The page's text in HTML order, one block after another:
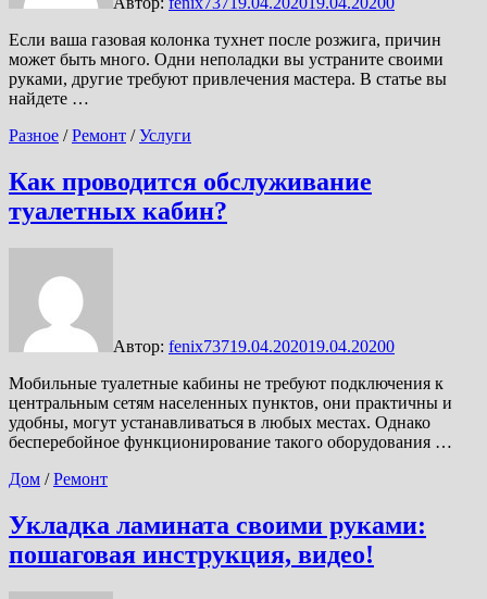
Если ваша газовая колонка тухнет после розжига, причин
может быть много. Одни неполадки вы устраните своими
руками, другие требуют привлечения мастера. В статье вы
найдете …
Разное /Ремонт /Услуги
Как проводится обслуживание
туалетных кабин?
Автор: fenix73719.04.202019.04.20200
Мобильные туалетные кабины не требуют подключения к
центральным сетям населенных пунктов, они практичны и
удобны, могут устанавливаться в любых местах. Однако
бесперебойное функционирование такого оборудования …
Дом /Ремонт
Укладка ламината своими руками:
пошаговая инструкция, видео!